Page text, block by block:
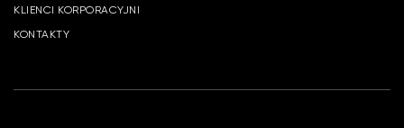
KLIENCI KORPORACYJNI
KONTAKTY